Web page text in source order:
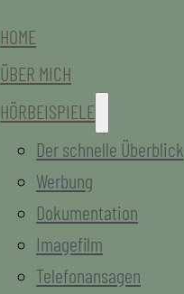
HOME
ÜBER MICH
HÖRBEISPIELE
Der schnelle Überblick
Werbung
Dokumentation
Imagefilm
Telefonansagen